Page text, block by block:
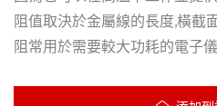
阻值取決於金屬線的長度,橫截
阻常用於需要較大功耗的電子